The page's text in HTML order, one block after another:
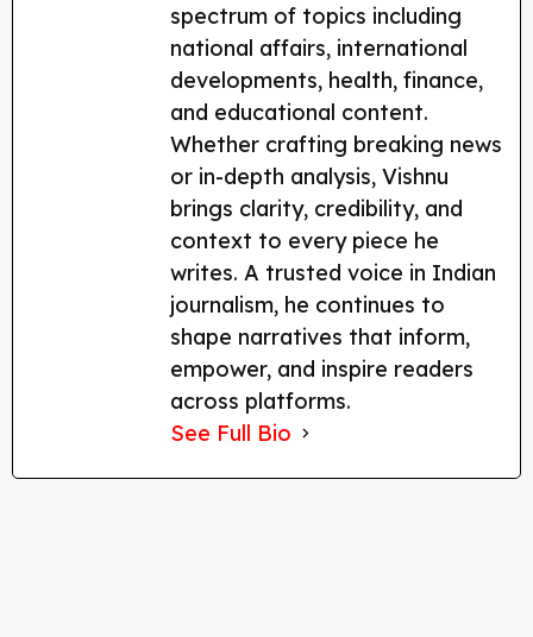
spectrum of topics including
national affairs, international
developments, health, finance,
and educational content.
Whether crafting breaking news
or in-depth analysis, Vishnu
brings clarity, credibility, and
context to every piece he
writes. A trusted voice in Indian
journalism, he continues to
shape narratives that inform,
empower, and inspire readers
across platforms.
See Full Bio